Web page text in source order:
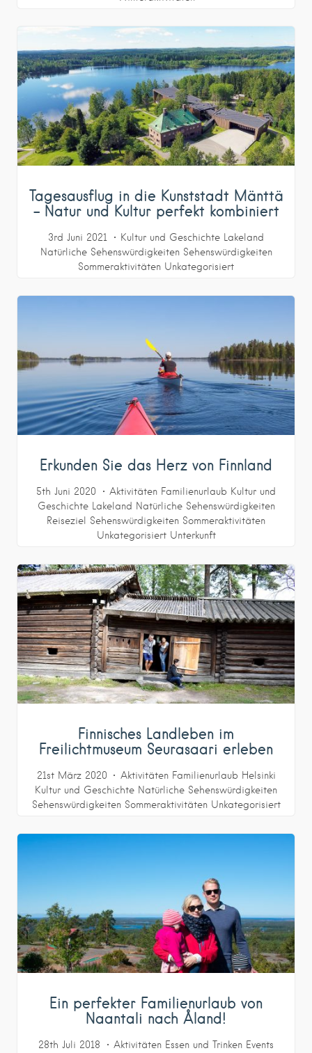
Tagesausflug in die Kunststadt Mänttä
– Natur und Kultur perfekt kombiniert
3rd Juni 2021 Kultur und Geschichte
Lakeland
Natürliche Sehenswürdigkeiten Sehenswürdigkeiten
Sommeraktivitäten Unkategorisiert
Erkunden Sie das Herz von Finnland
5th Juni 2020 Aktivitäten Familienurlaub Kultur und
Geschichte
Lakeland Natürliche Sehenswürdigkeiten
Reiseziel
Sehenswürdigkeiten Sommeraktivitäten
Unkategorisiert Unterkunft
Finnisches Landleben im
Freilichtmuseum Seurasaari erleben
21st März 2020 Aktivitäten Familienurlaub Helsinki
Kultur und Geschichte Natürliche Sehenswürdigkeiten
Sehenswürdigkeiten Sommeraktivitäten Unkategorisiert
Ein perfekter Familienurlaub von
Naantali nach Åland!
28th Juli 2018 Aktivitäten Essen und Trinken Events